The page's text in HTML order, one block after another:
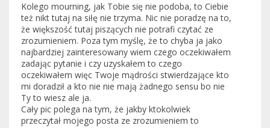
Kolego mourning, jak Tobie się nie podoba, to Ciebie
też nikt tutaj na siłę nie trzyma. Nic nie poradzę na to,
że większość tutaj piszących nie potrafi czytać ze
zrozumieniem. Poza tym myślę, że to chyba ja jako
najbardziej zainteresowany wiem czego oczekiwałem
zadając pytanie i czy uzyskałem to czego
oczekiwałem więc Twoje mądrości stwierdzające kto
mi doradził a kto nie nie mają żadnego sensu bo nie
Ty to wiesz ale ja.
Cały pic polega na tym, że jakby ktokolwiek
przeczytał mojego posta ze zrozumieniem to